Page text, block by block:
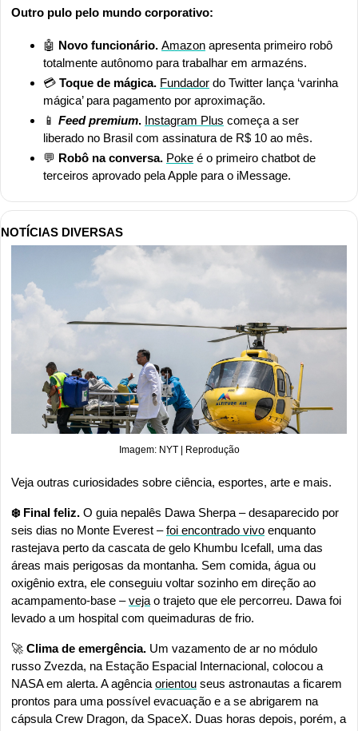
Outro pulo pelo mundo corporativo:
🤖 Novo funcionário. Amazon apresenta primeiro robô
totalmente autônomo para trabalhar em armazéns.
💳 Toque de mágica. Fundador do Twitter lança ‘varinha
mágica’ para pagamento por aproximação.
📱 Feed premium. Instagram Plus começa a ser
liberado no Brasil com assinatura de R$ 10 ao mês.
💬 Robô na conversa. Poke é o primeiro chatbot de
terceiros aprovado pela Apple para o iMessage.
NOTÍCIAS DIVERSAS
Imagem: NYT | Reprodução
Veja outras curiosidades sobre ciência, esportes, arte e mais.
❄️ Final feliz. O guia nepalês Dawa Sherpa – desaparecido por
seis dias no Monte Everest – foi encontrado vivo enquanto
rastejava perto da cascata de gelo Khumbu Icefall, uma das
áreas mais perigosas da montanha. Sem comida, água ou
oxigênio extra, ele conseguiu voltar sozinho em direção ao
acampamento-base – veja o trajeto que ele percorreu. Dawa foi
levado a um hospital com queimaduras de frio.
🚀 Clima de emergência. Um vazamento de ar no módulo
russo Zvezda, na Estação Espacial Internacional, colocou a
NASA em alerta. A agência orientou seus astronautas a ficarem
prontos para uma possível evacuação e a se abrigarem na
cápsula Crew Dragon, da SpaceX. Duas horas depois, porém, a